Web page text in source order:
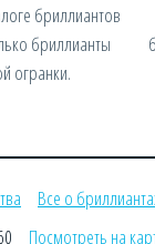
бриллиантов
бриллианты
огранки.
Все о
Посмотреть на